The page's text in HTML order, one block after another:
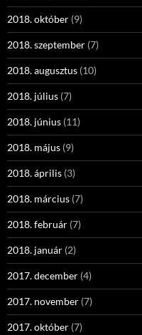
2018. október (9)
2018. szeptember (7)
2018. augusztus (10)
2018. július (7)
2018. június (11)
2018. május (9)
2018. április (3)
2018. március (7)
2018. február (7)
2018. január (2)
2017. december (4)
2017. november (7)
2017. október (7)